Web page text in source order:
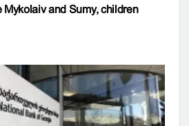
Mykolaiv and Sumy, children